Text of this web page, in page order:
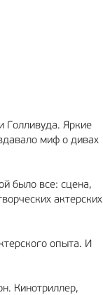
Голливуда. Яркие
миф о дивах
было все: сцена,
актерских
опыта. И
Кинотриллер,